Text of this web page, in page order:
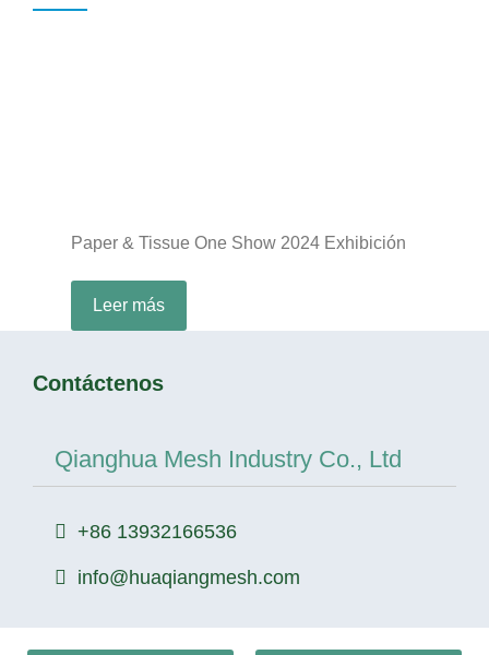
Paper & Tissue One Show 2024 Exhibición
Leer más
Contáctenos
Qianghua Mesh Industry Co., Ltd
+86 13932166536
info@huaqiangmesh.com